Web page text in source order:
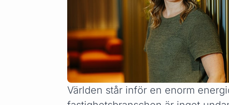
Världen står inför en enorm